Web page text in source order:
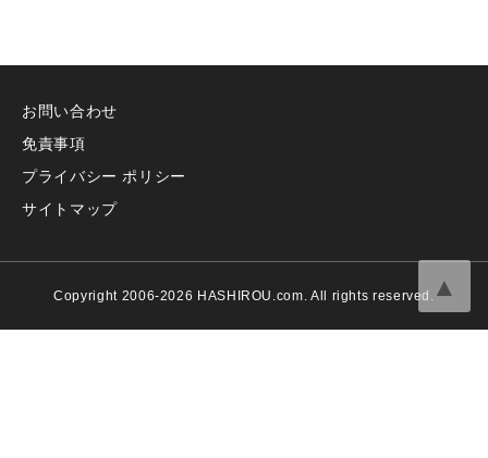
お問い合わせ
免責事項
プライバシー ポリシー
サイトマップ
Copyright 2006-2026 HASHIROU.com. All rights reserved. ▲